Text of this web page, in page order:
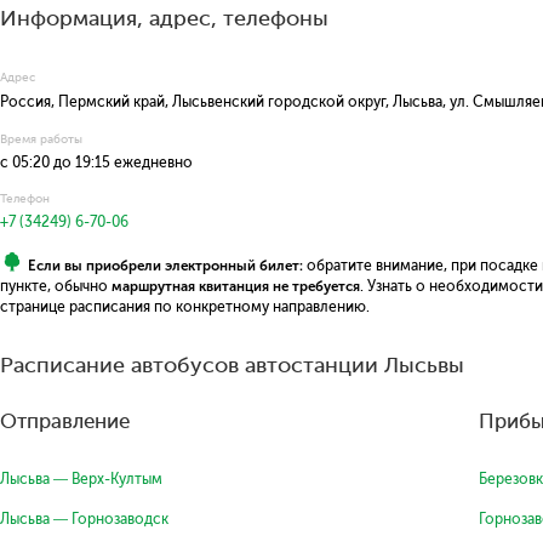
Информация, адрес, телефоны
Адрес
Россия, Пермский край, Лысьвенский городской округ, Лысьва, ул.
Время работы
с 05:20 до 19:15 ежедневно
Телефон
+7 (34249) 6-70-06
Если вы приобрели электронный билет: обратите внимание, при
пункте, обычно маршрутная квитанция не требуется . Узнать о
странице расписания по конкретному направлению.
Расписание автобусов автостанции Лысьвы
Отправление
Лысьва — Верх-Култым
Лысьва — Горнозаводск